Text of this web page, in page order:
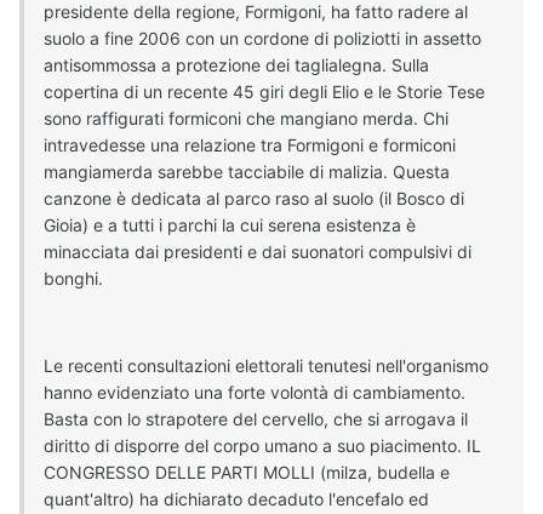
presidente della regione, Formigoni, ha fatto radere al
suolo a fine 2006 con un cordone di poliziotti in assetto
antisommossa a protezione dei taglialegna. Sulla
copertina di un recente 45 giri degli Elio e le Storie Tese
sono raffigurati formiconi che mangiano merda. Chi
intravedesse una relazione tra Formigoni e formiconi
mangiamerda sarebbe tacciabile di malizia. Questa
canzone è dedicata al parco raso al suolo (il Bosco di
Gioia) e a tutti i parchi la cui serena esistenza è
minacciata dai presidenti e dai suonatori compulsivi di
bonghi.
Le recenti consultazioni elettorali tenutesi nell'organismo
hanno evidenziato una forte volontà di cambiamento.
Basta con lo strapotere del cervello, che si arrogava il
diritto di disporre del corpo umano a suo piacimento. IL
CONGRESSO DELLE PARTI MOLLI (milza, budella e
quant'altro) ha dichiarato decaduto l'encefalo ed